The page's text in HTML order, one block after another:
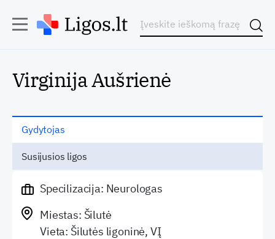
Virginija Aušrienė
Gydytojas
Susijusios ligos
Specilizacija: Neurologas
Miestas: Šilutė
Vieta: Šilutės ligoninė, VĮ